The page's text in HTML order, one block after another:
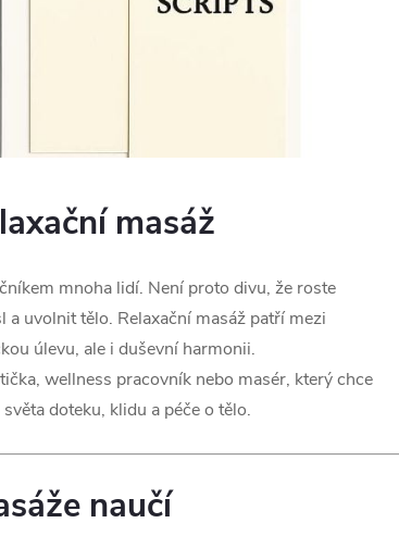
masáž
mnoha lidí. Není proto divu, že roste
uvolnit tělo. Relaxační masáž patří mezi
úlevu, ale i duševní harmonii.
wellness pracovník nebo masér, který chce
doteku, klidu a péče o tělo.
naučí